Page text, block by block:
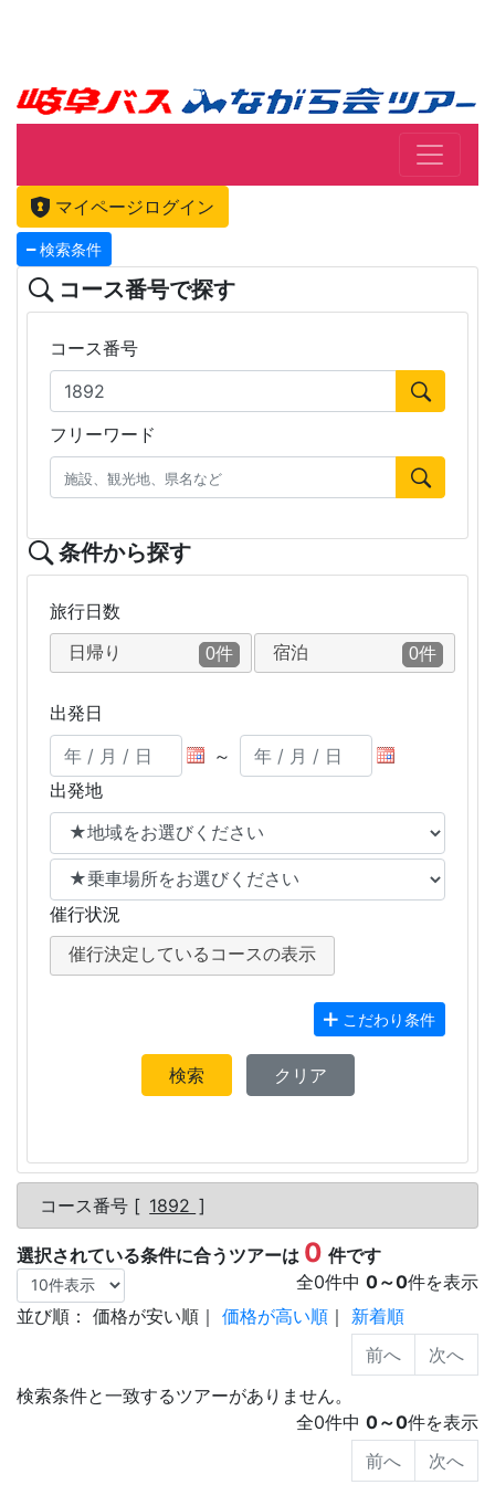
マイページログイン
検索条件
コース番号で探す
コース番号
フリーワード
条件から探す
旅行日数
日帰り 0件 宿泊 0件
出発日
～
出発地
催行状況
催行決定しているコースの表示
こだわり条件
検索 クリア
コース番号 [ 1892 ]
選択されている条件に合うツアーは 0 件です
全0件中 0～0件を表示
並び順： 価格が安い順 ｜ 価格が高い順 ｜ 新着順
検索条件と一致するツアーがありません。
全0件中 0～0件を表示